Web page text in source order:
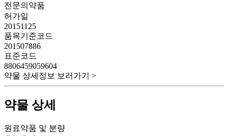
전문의약품
허가일
20151125
품목기준코드
201507886
표준코드
8806459059604
약물 상세정보 보러가기 >
약물 상세
원료약품 및 분량